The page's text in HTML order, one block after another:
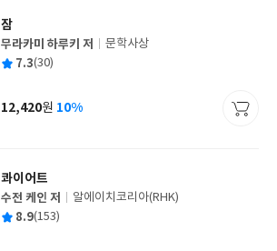
잠
글
쓴
무라카미 하루키 저
출
사
문학사상
평 7.3(30)
가
12,420원 10%
콰이어트
글
쓴
수전 케인 저
출
알에이치코리아(RHK)
평 8.9(153)